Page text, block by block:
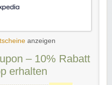
anzeigen
– 10% Rabatt
erhalten